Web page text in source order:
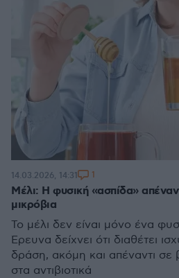
Μέλι: Η φυσική «ασπίδα»
μικρόβια
Το μέλι δεν είναι μόνο ένα
Έρευνα δείχνει ότι διαθέτει
δράση, ακόμη και απέναντι σε
στα αντιβιοτικά
14.03.2026, 14:31 1